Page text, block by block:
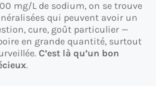
mg/L de sodium, on se trouve
qui peuvent avoir un
cure, goût particulier —
en grande quantité, surtout
C’est là qu’un bon
.